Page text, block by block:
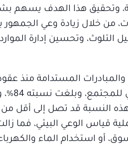
وتحقيق هذا الهدف يسهم
من خلال زيادة وعي الجمهور
التلوث، وتحسين إدارة الموارد
المستدامة منذ
الملف المهم
قياس الوعي البيئي، فما
أو استخدام الماء